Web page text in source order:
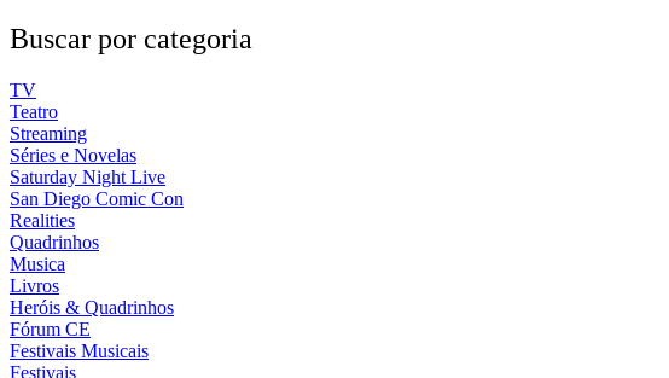
Buscar por categoria
TV
Teatro
Streaming
Séries e Novelas
Saturday Night Live
San Diego Comic Con
Realities
Quadrinhos
Musica
Livros
Heróis & Quadrinhos
Fórum CE
Festivais Musicais
Festivais